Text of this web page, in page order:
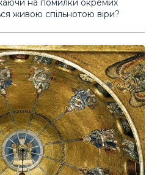
на помилки окремих
живою спільнотою віри?